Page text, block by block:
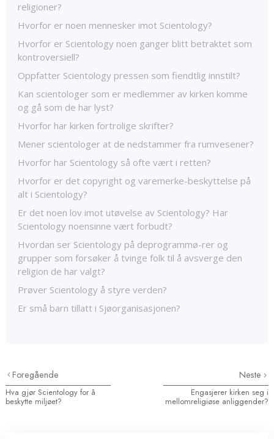
religioner?
Hvorfor er noen mennesker imot Scientology?
Hvorfor er Scientology noen ganger blitt betraktet som
kontroversiell?
Oppfatter Scientology pressen som fiendtlig innstilt?
Kan scientologer som er medlemmer av kirken komme
og gå som de har lyst?
Hvorfor har kirken fortrolige skrifter?
Mener scientologer at de nedstammer fra rumvesener?
Hvorfor har Scientology så ofte vært i retten?
Hvorfor er det copyright og varemerke-beskyttelse på
alt i Scientology?
Er det noen lov imot utøvelse av Scientology? Har
Scientology noensinne vært forbudt?
Hvordan ser Scientology på deprogrammø-rer og
grupper som forsøker å tvinge folk til å avsverge den
religion de har valgt?
Prøver Scientology å styre verden?
Er små barn tillatt i Sjøorganisasjonen?
Foregående
Hva gjør Scientology for å
beskytte miljøet?
Neste
Engasjerer kirken seg i
mellomreligiøse anliggender?